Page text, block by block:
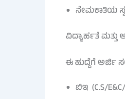
ನೇಮಕಾತಿಯ
ವಿದ್ಯಾರ್ಹತೆ ಮತ್ತು
ಈ ಹುದ್ದೆಗೆ ಅರ್ಜಿ
ಬಿಇ (C.S/